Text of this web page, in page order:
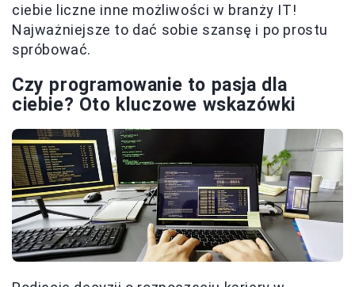
ciebie liczne inne możliwości w branży IT!
Najważniejsze to dać sobie szansę i po prostu
spróbować.
Czy programowanie to pasja dla
ciebie? Oto kluczowe wskazówki